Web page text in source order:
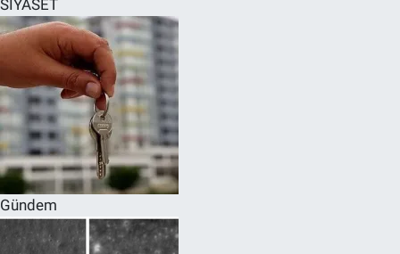
SİYASET
Gündem
SPOR
RESMİ İLANLAR